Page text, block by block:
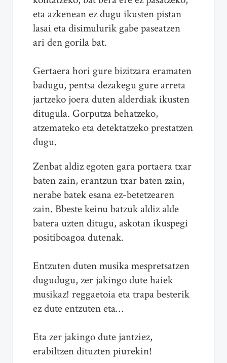
eta azkenean ez dugu ikusten pistan
lasai eta disimulurik gabe paseatzen
ari den gorila bat.
Gertaera hori gure bizitzara eramaten
badugu, pentsa dezakegu gure arreta
jartzeko joera duten alderdiak ikusten
ditugula. Gorputza behatzeko,
atzemateko eta detektatzeko prestatzen
dugu.
Zenbat aldiz egoten gara portaera txar
baten zain, erantzun txar baten zain,
nerabe batek esana ez-betetzearen
zain. Bbeste keinu batzuk aldiz alde
batera uzten ditugu, askotan ikuspegi
positiboagoa dutenak.
Entzuten duten musika mespretsatzen
dugudugu, zer jakingo dute haiek
musikaz! reggaetoia eta trapa besterik
ez dute entzuten eta…
Eta zer jakingo dute jantziez,
erabiltzen dituzten piurekin!